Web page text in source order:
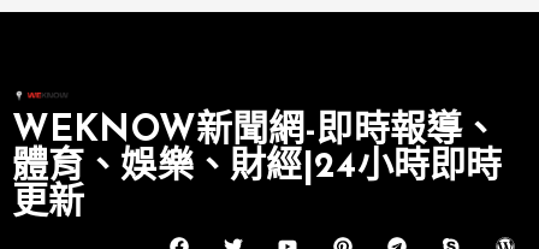
WEKNOW新聞網-即時報導、
體育、娛樂、財經|24小時即時
更新